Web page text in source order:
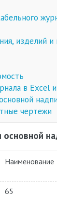
изделий и
в Excel
чертежи
основной
Наименование
65